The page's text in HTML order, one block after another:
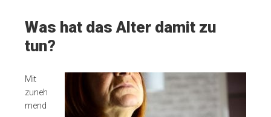
Was hat das Alter damit zu
tun?
Mit
zuneh
mend